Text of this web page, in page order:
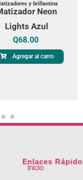
y brillantina
Neon
Lights Azul
Q68.00
Agregar al carro
Enlaces
Inicio